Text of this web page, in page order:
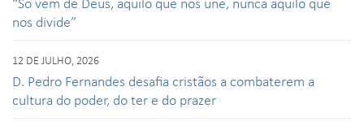
nos divide”
12 DE JULHO, 2026
D. Pedro Fernandes desafia cristãos a combaterem a
cultura do poder, do ter e do prazer